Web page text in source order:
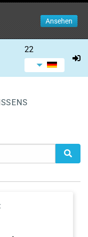
Ansehen
22